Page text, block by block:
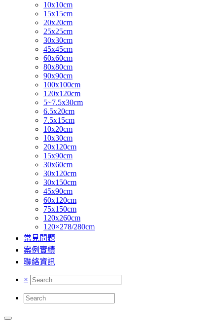
10x10cm
15x15cm
20x20cm
25x25cm
30x30cm
45x45cm
60x60cm
80x80cm
90x90cm
100x100cm
120x120cm
5~7.5x30cm
6.5x20cm
7.5x15cm
10x20cm
10x30cm
20x120cm
15x90cm
30x60cm
30x120cm
30x150cm
45x90cm
60x120cm
75x150cm
120x260cm
120×278/280cm
常見問題
案例實績
聯絡資訊
×